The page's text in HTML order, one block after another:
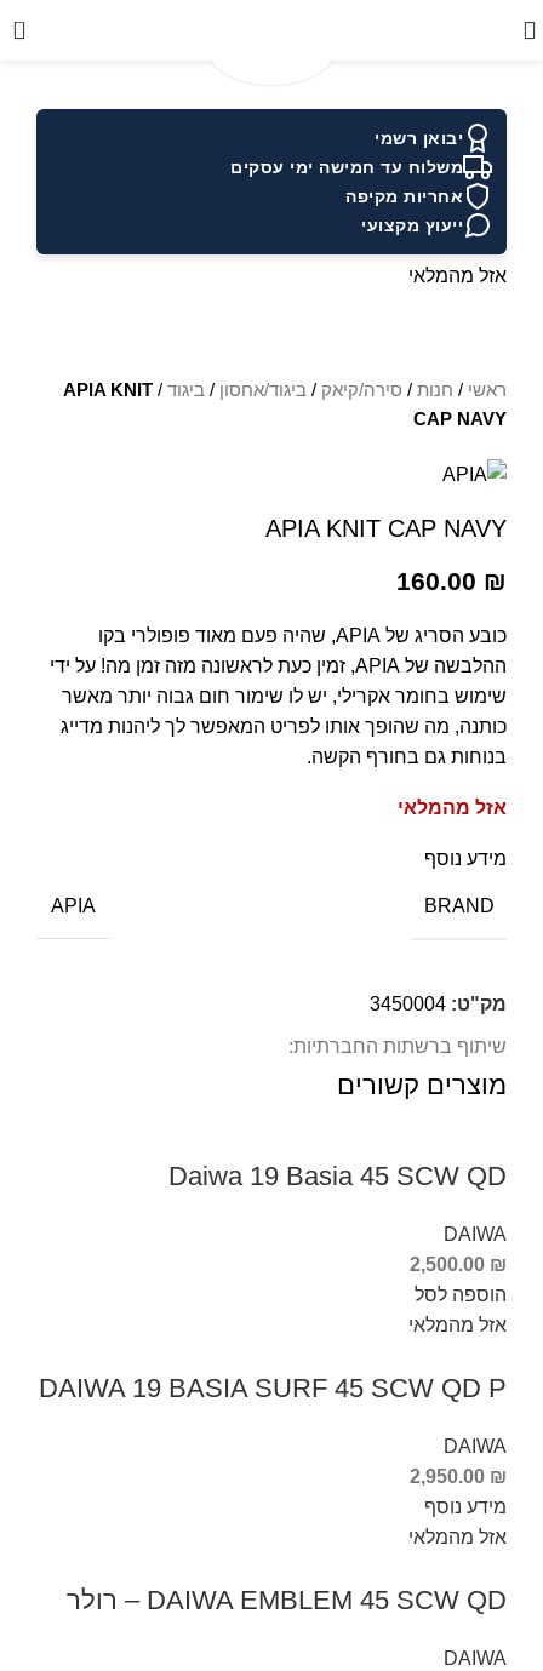
0
יבואן רשמי
משלוח עד חמישה ימי עסקים
אחריות מקיפה
ייעוץ מקצועי
אזל מהמלאי
ראשי / חנות / סירה/קיאק / ביגוד/אחסון / ביגוד /
APIA KNIT
CAP NAVY
APIA KNIT CAP NAVY
160.00 ₪
כובע הסריג של APIA, שהיה פעם מאוד פופולרי בקו
ההלבשה של APIA, זמין כעת לראשונה מזה זמן מה! על ידי
שימוש בחומר אקרילי, יש לו שימור חום גבוה יותר מאשר
כותנה, מה שהופך אותו לפריט המאפשר לך ליהנות מדייג
בנוחות גם בחורף הקשה.
אזל מהמלאי
מידע נוסף
BRAND
APIA
מק"ט: 3450004
שיתוף ברשתות החברתיות:
מוצרים קשורים
Daiwa 19 Basia 45 SCW QD
DAIWA
2,500.00 ₪
הוספה לסל
אזל מהמלאי
DAIWA 19 BASIA SURF 45 SCW QD P
DAIWA
2,950.00 ₪
מידע נוסף
אזל מהמלאי
DAIWA EMBLEM 45 SCW QD – רולר
DAIWA